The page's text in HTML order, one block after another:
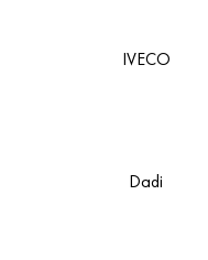
IVECO
Dadi